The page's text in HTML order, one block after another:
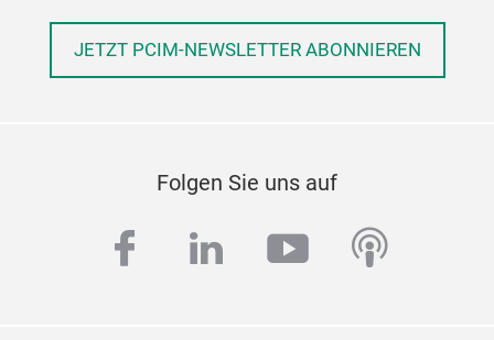
JETZT PCIM-NEWSLETTER ABONNIEREN
Folgen Sie uns auf
facebook
linkedinyoutube